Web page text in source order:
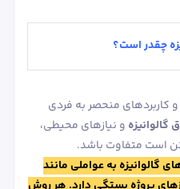
چقدر است؟
کاربردهای منحصر به فردی
گالوانیزه و نیازهای محیطی،
است متفاوت باشد.
گالوانیزه به عواملی مانند